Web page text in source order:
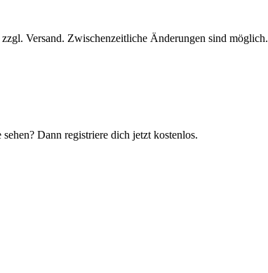
Versand. Zwischenzeitliche Änderungen sind möglich.
Dann registriere dich jetzt kostenlos.